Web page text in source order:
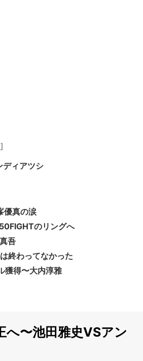
]
ディアツシ
優真の涙
のリングへ
吾
終わってなかった
獲得〜大内淳雅
へ〜池田雅史VSアン